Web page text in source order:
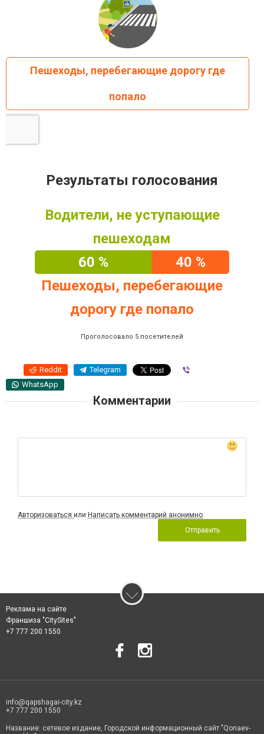
Пешеходы, перебегающие дорогу где
попало
Результаты голосования
Водители, не уступающие
пешеходам
60 %
40 %
Пешеходы, перебегающие
дорогу где попало
Проголосовало 5 посетителей
Reddit Telegram
WhatsApp
Комментарии
Авторизоваться или Написать комментарий анонимно
Отправить
Реклама на сайте
Франшиза "CitySites"
+7 777 200 1550
info@qapshagai-city.kz
+7 777 200 1550
Название: сетевое издание, Городской информационный сайт "Qonaev-